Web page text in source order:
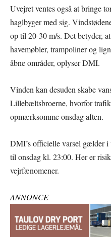
Uvejret ventes også at bringe
haglbyger med sig.
op til 20-30 m/s. Det betyder,
havemøbler, trampoliner og
åbne områder, oplyser DMI.
Vinden kan desuden skabe
Lillebæltsbroerne, hvorfor
opmærksomme onsdag aften.
DMI’s officielle varsel gælder
til onsdag kl. 23:00. Her er
vejrfænomener.
ANNONCE